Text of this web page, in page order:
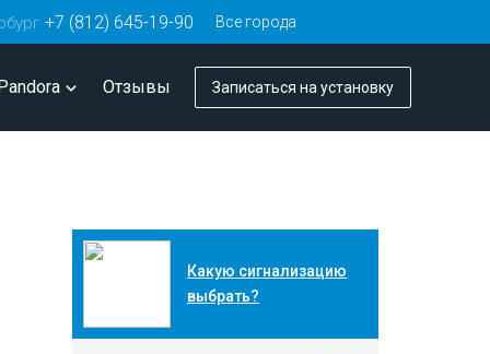
+7 (812) 645-19-90 Все города
Отзывы Записаться на установку
Какую сигнализацию
выбрать?